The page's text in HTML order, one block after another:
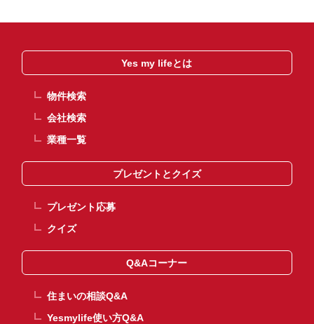
Yes my lifeとは
物件検索
会社検索
業種一覧
プレゼントとクイズ
プレゼント応募
クイズ
Q&Aコーナー
住まいの相談Q&A
Yesmylife使い方Q&A